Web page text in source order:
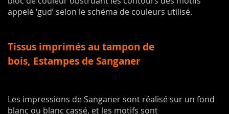
appelé ‘gud’ selon le schéma de couleurs utilisé.
Tissus imprimés au tampon de
bois, Estampes de Sanganer
Les impressions de Sanganer sont réalisé sur un fond
blanc ou blanc cassé, et les motifs sont